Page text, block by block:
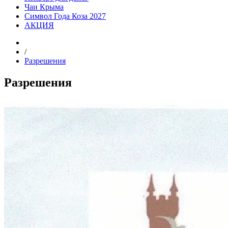
Чаи Крыма
Символ Года Коза 2027
АКЦИЯ
/
Разрешения
Разрешения